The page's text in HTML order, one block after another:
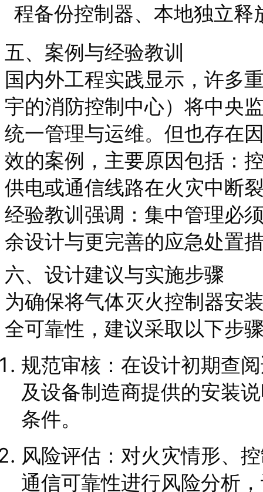
程备份控制器、本地独立
五、案例与经验教训
国内外工程实践显示，许多
宇的消防控制中心）将中央
统一管理与运维。但也存在
效的案例，主要原因包括：
供电或通信线路在火灾中断
经验教训强调：集中管理必
余设计与更完善的应急处置
六、设计建议与实施步骤
为确保将气体灭火控制器安
全可靠性，建议采取以下步
规范审核：在设计初期查
及设备制造商提供的安装
条件。
风险评估：对火灾情形、
通信可靠性进行风险分析